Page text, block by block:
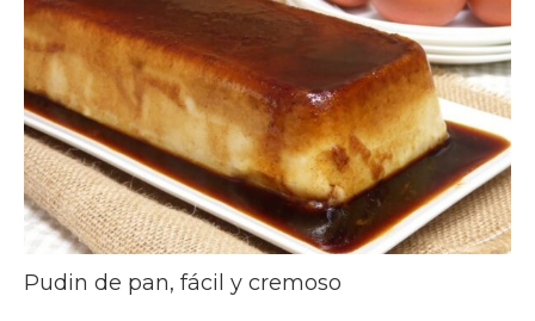
Pudin de pan, fácil y cremoso